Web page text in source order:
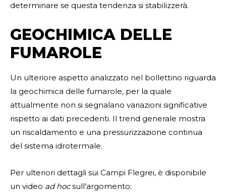
determinare se questa tendenza si stabilizzerà.
GEOCHIMICA DELLE
FUMAROLE
Un ulteriore aspetto analizzato nel bollettino riguarda
la geochimica delle fumarole, per la quale
attualmente non si segnalano variazioni significative
rispetto ai dati precedenti. Il trend generale mostra
un riscaldamento e una pressurizzazione continua
del sistema idrotermale.
Per ulteriori dettagli sui Campi Flegrei, è disponibile
un video ad hocsull’argomento: